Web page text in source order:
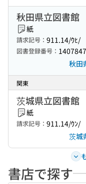
秋田県立図書館
紙
請求記号： 911.14/ｳﾋ/
図書登録番号：
秋田
関東
茨城県立図書館
紙
請求記号： 911.14/ｳﾝ/
茨城
書店で探す